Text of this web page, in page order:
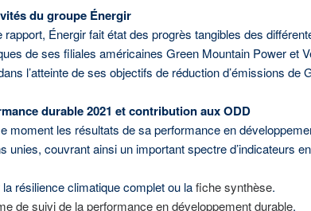
du groupe Énergir
Énergir fait état des progrès tangibles des
de ses filiales américaines Green Mountain Power et
l’atteinte de ses objectifs de réduction d’émissions
durable 2021 et contribution aux ODD
moment les résultats de sa performance en
unies, couvrant ainsi un important spectre d’indicateurs
résilience climatique complet ou lafiche synthèse.
de suivi de la performance en développement durable.